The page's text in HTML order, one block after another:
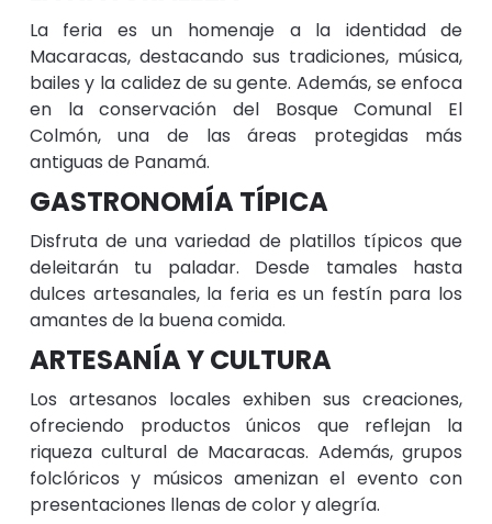
La feria es un homenaje a la identidad de
Macaracas, destacando sus tradiciones, música,
bailes y la calidez de su gente. Además, se enfoca
en la conservación del Bosque Comunal El
Colmón, una de las áreas protegidas más
antiguas de Panamá.
GASTRONOMÍA TÍPICA
Disfruta de una variedad de platillos típicos que
deleitarán tu paladar. Desde tamales hasta
dulces artesanales, la feria es un festín para los
amantes de la buena comida.
ARTESANÍA Y CULTURA
Los artesanos locales exhiben sus creaciones,
ofreciendo productos únicos que reflejan la
riqueza cultural de Macaracas. Además, grupos
folclóricos y músicos amenizan el evento con
presentaciones llenas de color y alegría.